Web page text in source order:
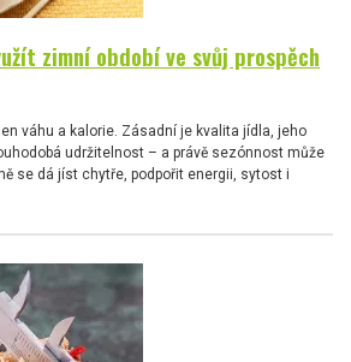
zimní období ve svůj prospěch
váhu a kalorie. Zásadní je kvalita jídla, jeho
udržitelnost – a právě sezónnost může
se dá jíst chytře, podpořit energii, sytost i